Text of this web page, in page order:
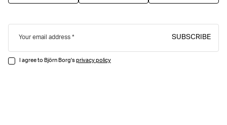
Your email address SUBSCRIBE
I agree to Björn Borg'sprivacy policy